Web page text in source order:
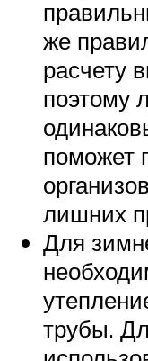
же
расчету
поэтому
поможет
лишних
Для
трубы.